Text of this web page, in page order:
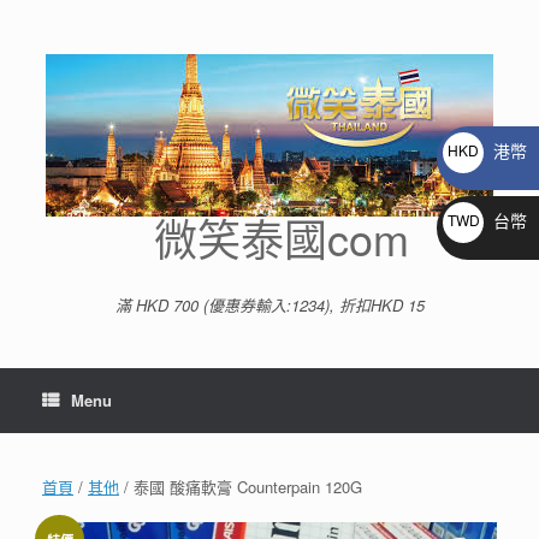
content
微笑泰國com
滿 HKD 700 (優惠券輸入:1234), 折扣HKD 15
Menu
首頁 / 其他 / 泰國 酸痛軟膏 Counterpain 120G
HKD
港幣
TWD
NT$
台幣